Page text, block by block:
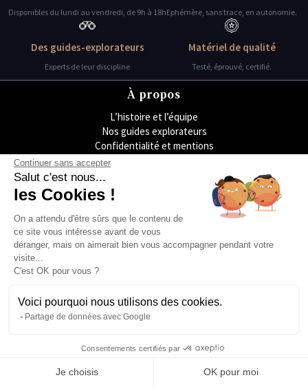
Disponibles du lundi au vendredi, de 9h à 18h
Des guides-explorateurs
Experts de leur discipline
Ephémère, sans trace, en autonomie.
Matériel de qualité
Testé, éprouvé, certifié.
À propos
L’histoire et l’équipe
Nos guides explorateurs
Confidentialité et mentions
Conditions générales de vente
Conditions générales d'utilisation
Avis Explora Project
Séminaires
Rejoins-nous
Blog
Podcasts
Conseils & préparation
Engagement Responsable
Continuer sans accepter
Salut c'est nous...
les Cookies !
On a attendu d'être sûrs que le contenu de
ce site vous intéresse avant de vous
déranger, mais on aimerait bien vous accompagner pendant votre
visite...
C'est OK pour vous ?
Voici pourquoi nous utilisons des cookies.
Partage de données avec Google
Consentements certifiés par
Je choisis
OK pour moi